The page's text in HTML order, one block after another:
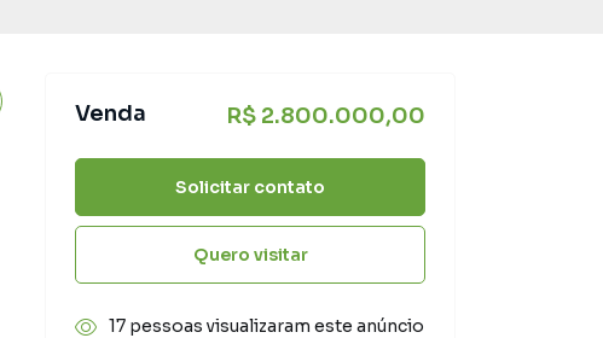
Venda R$ 2.800.000,00
Solicitar contato
Quero visitar
17 pessoas visualizaram este anúncio